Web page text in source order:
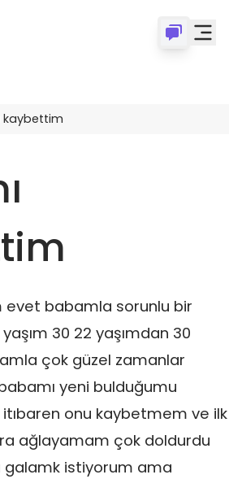
kaybettim
evet babamla sorunlu bir
30 22 yaşımdan 30
çok güzel zamanlar
yeni bulduğumu
onu kaybetmem ve ilk
ağlayamam çok doldurdu
galamk istiyorum ama